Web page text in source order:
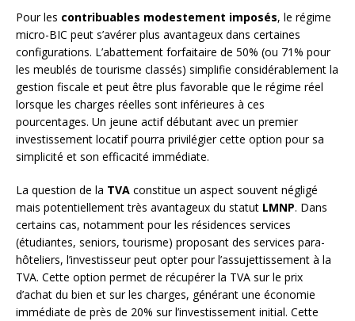
Pour les contribuables modestement imposés, le régime
micro-BIC peut s’avérer plus avantageux dans certaines
configurations. L’abattement forfaitaire de 50% (ou 71% pour
les meublés de tourisme classés) simplifie considérablement la
gestion fiscale et peut être plus favorable que le régime réel
lorsque les charges réelles sont inférieures à ces
pourcentages. Un jeune actif débutant avec un premier
investissement locatif pourra privilégier cette option pour sa
simplicité et son efficacité immédiate.
La question de la TVA constitue un aspect souvent négligé
mais potentiellement très avantageux du statut LMNP. Dans
certains cas, notamment pour les résidences services
(étudiantes, seniors, tourisme) proposant des services para-
hôteliers, l’investisseur peut opter pour l’assujettissement à la
TVA. Cette option permet de récupérer la TVA sur le prix
d’achat du bien et sur les charges, générant une économie
immédiate de près de 20% sur l’investissement initial. Cette